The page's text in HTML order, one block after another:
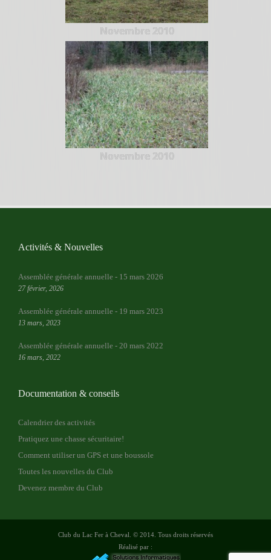
Novembre 2010
Novembre 2010
Activités & Nouvelles
Assemblée générale annuelle - 15 mars 2026
27 février, 2026
Assemblée générale annuelle - 19 mars 2023
13 mars, 2023
Assemblée générale annuelle - 20 mars 2022
16 mars, 2022
Documentation & conseils
Calendrier des activités
Pratiquez une chasse sécuritaire!
Comment utiliser un GPS et une boussole
Toutes les nouvelles du Club
Devenez membre du Club
Club du Lac Fer à Cheval. © 2014. Tous droits réservés
Réalisé par :